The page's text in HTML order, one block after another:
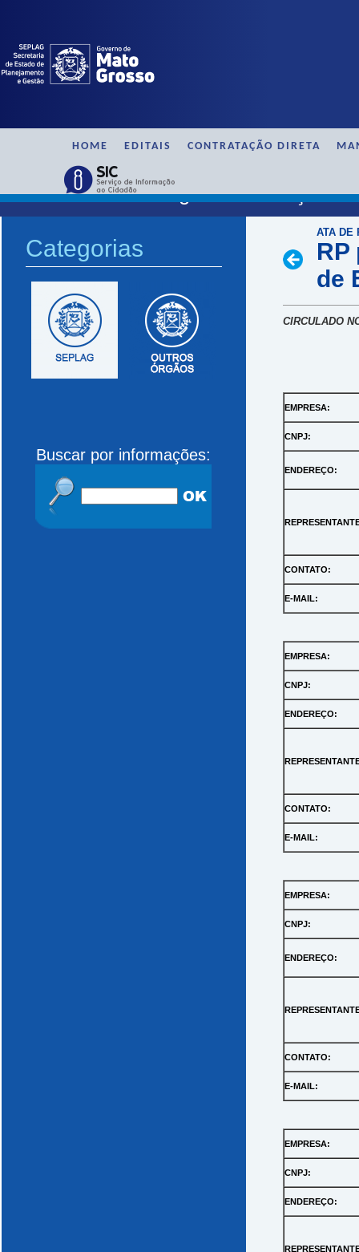
HOME EDITAIS CONTRATAÇÃO DIRETA
SAAG / Ata de Registro de Preço /
Categorias
Buscar por informações:
ATA DE
RP
de
CIRCULADO
EMPRESA:
CNPJ:
ENDEREÇO:
CONTATO:
E-MAIL:
EMPRESA:
CNPJ:
ENDEREÇO:
CONTATO:
E-MAIL:
EMPRESA:
CNPJ:
ENDEREÇO:
CONTATO:
E-MAIL:
EMPRESA:
CNPJ:
ENDEREÇO: